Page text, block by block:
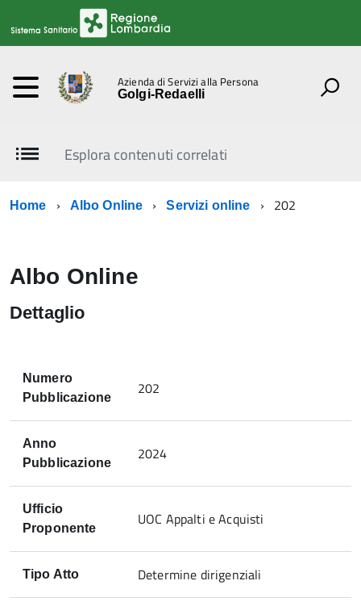
Azienda di Servizi alla Persona
Golgi-Redaelli
Esplora contenuti correlati
Home Albo Online Servizi online 202
Albo Online
Dettaglio
Numero
Pubblicazione
202
Anno
Pubblicazione
2024
Ufficio
Proponente
UOC Appalti e Acquisti
Tipo Atto Determine dirigenziali